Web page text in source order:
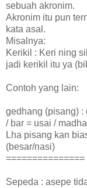
sebuah akronim.
Akronim itu pun
kata asal.
Misalnya:
Kerikil : Keri ning
jadi kerikil itu ya
Contoh yang lain:
gedhang (pisang) :
/ bar = usai /
Lha pisang kan
(besar/nasi)
===============
Sepeda : asepe